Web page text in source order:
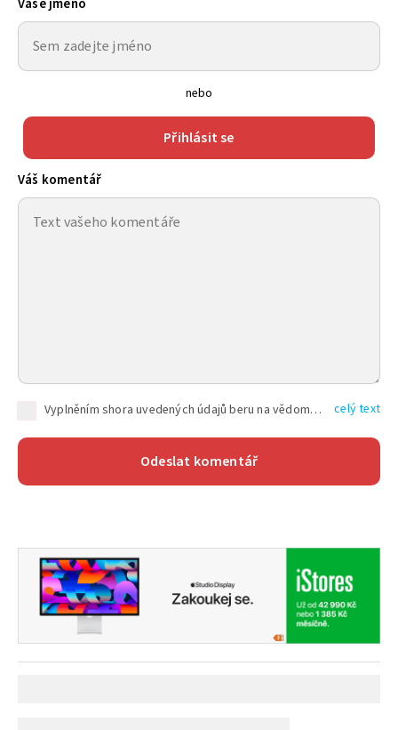
nebo
Přihlásit se
Váš komentář
Vyplněním shora uvedených údajů beru na vědomí, že společnost TEXT FACTORY s.r.o., sídlem Brno, Durďákova 336/29, Černá Pole, PSČ: 613 00, IČ: 06157831, zapsané u Krajského soudu v Brně, oddíl C, vložka 100399, bude zpracovávat mé osobní údaje uvedené v rámci mnou vyplněného registračního formuláře na základě oprávněných zájmů TEXT FACTORY s.r.o. dle čl. 6 odst. 1 písm. f) GDPR a pro splnění právních povinností (čl. 6 odst. 1 písm. c) GDPR), a to pro tyto účely: nezbytnost zajistit oprávnění návštěvníka webových stránek provozovaných společností TEXT FACTORY s.r.o. přispívat aktivně ke zveřejněným článkům nebo v rámci diskusních fór a výkon práv TEXT FACTORY s.r.o. jako administrátora těchto diskusních fór. Více informací o zpracování osobních údajů a právech lze nalézt v celý text